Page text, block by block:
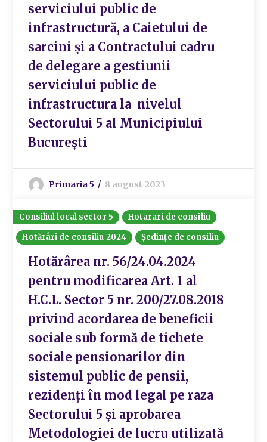
serviciului public de
infrastructură, a Caietului de
sarcini şi a Contractului cadru
de delegare a gestiunii
serviciului public de
infrastructura la nivelul
Sectorului 5 al Municipiului
Bucureşti
Primaria 5 8 august 2023
Consiliul local sector 5
Hotarari de consiliu
Hotărâri de consiliu 2024
Ședințe de consiliu
Hotărârea nr. 56/24.04.2024
pentru modificarea Art. 1 al
H.C.L. Sector 5 nr. 200/27.08.2018
privind acordarea de beneficii
sociale sub formă de tichete
sociale pensionarilor din
sistemul public de pensii,
rezidenți în mod legal pe raza
Sectorului 5 și aprobarea
Metodologiei de lucru utilizată